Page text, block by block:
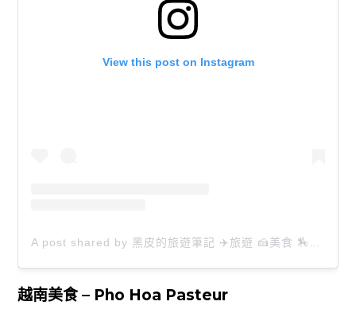
View this post on Instagram
越南美食 – Pho Hoa Pasteur